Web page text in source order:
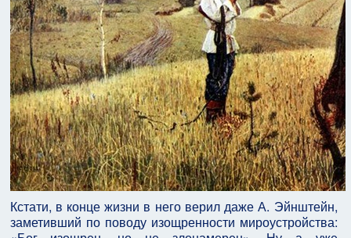
Кстати, в конце жизни в него верил даже А. Эйнштейн,
заметивший по поводу изощренности мироустройства: